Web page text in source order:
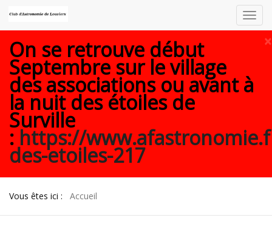
×
On se retrouve début
Septembre sur le village
des associations ou avant à
la nuit des étoiles de
Surville
: https://
des-etoiles-217
Vous êtes ici : Accueil